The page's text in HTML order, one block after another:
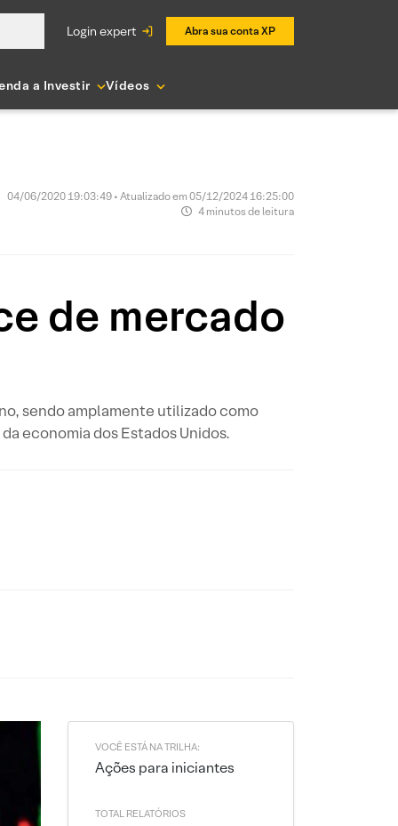
login expert Abra sua conta XP
a Investir Vídeos
04/06/2020 19:03:49 • Atualizado em 05/12/2024 16:25:00
4 minutos de leitura
de mercado
sendo amplamente utilizado como
economia dos Estados Unidos.
VOCÊ ESTÁ NA TRILHA:
Ações para iniciantes
TOTAL RELATÓRIOS